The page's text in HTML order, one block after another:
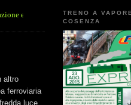
sulla linea Paola - Cosenza,
altro
ferroviaria
luce
TRENO A
COSENZA